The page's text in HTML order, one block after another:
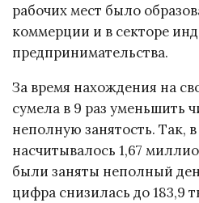
рабочих мест было
коммерции и в секторе
предпринимательства.
За время нахождения на
сумела в 9 раз
неполную занятость. Так,
насчитывалось 1,67
были заняты неполный
цифра снизилась до 183,9